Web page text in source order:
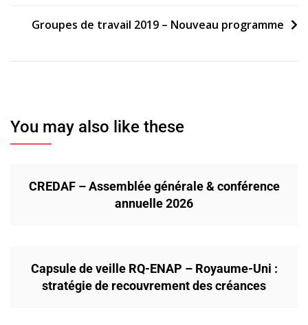
Groupes de travail 2019 – Nouveau programme
You may also like these
CREDAF – Assemblée générale & conférence
annuelle 2026
Capsule de veille RQ-ENAP – Royaume-Uni :
stratégie de recouvrement des créances